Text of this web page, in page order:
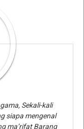
Sekali-kali
siapa mengenal
ma’rifat Barang